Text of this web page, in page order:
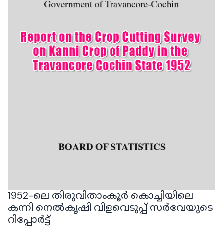
1952-ലെ തിരുവിതാംകൂർ കൊച്ചിയിലെ
കന്നി നെൽകൃഷി വിളവെടുപ്പ് സർവേയുടെ
റിപ്പോർട്ട്